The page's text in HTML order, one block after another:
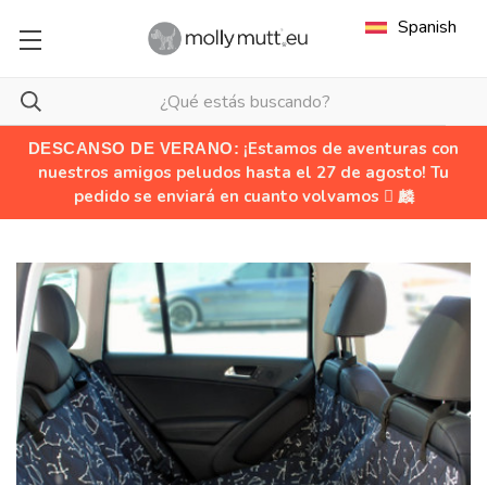
DESCANSO DE VERANO: ¡Estamos de aventuras con
nuestros amigos peludos hasta el 27 de agosto! Tu
pedido se enviará en cuanto volvamos  麟
Spanish